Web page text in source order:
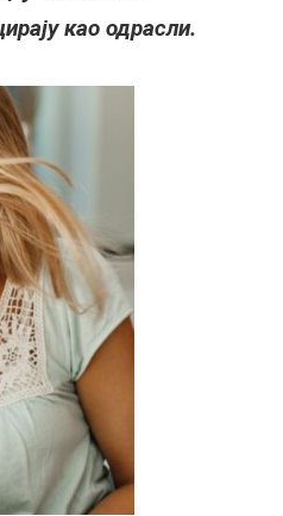
као одрасли.